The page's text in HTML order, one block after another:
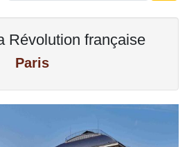
Révolution française
Paris